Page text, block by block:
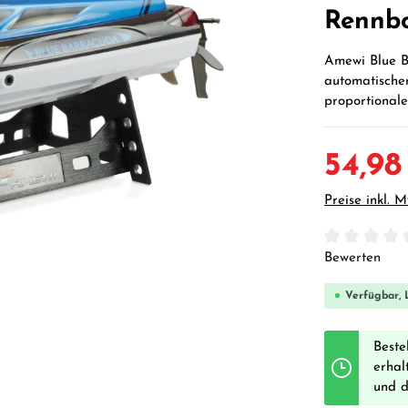
Amewi Blue
Preise inkl.
Bewerten
Verfügbar,
und